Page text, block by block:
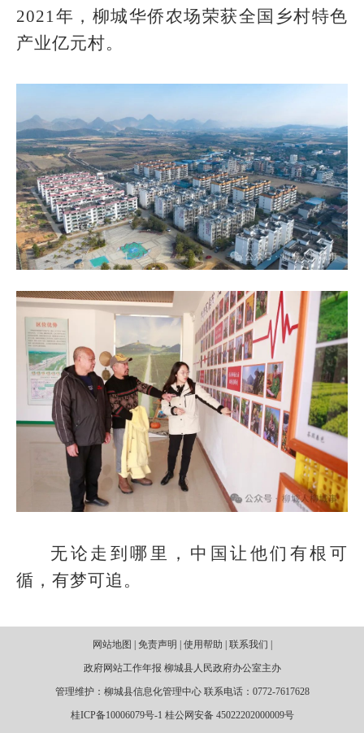
2021年，柳城华侨农场荣获全国乡村特色
产业亿元村。
无论走到哪里，中国让他们有根可
循，有梦可追。
网站地图 | 免责声明 | 使用帮助 | 联系我们 |
政府网站工作年报 柳城县人民政府办公室主办
管理维护：柳城县信息化管理中心 联系电话：0772-7617628
桂ICP备10006079号-1 桂公网安备 45022202000009号